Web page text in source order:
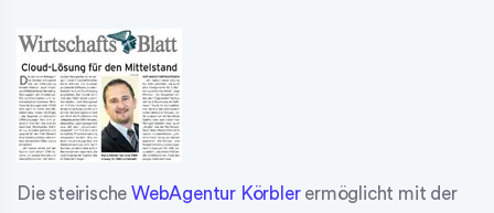
Die steirische WebAgentur Körblerermöglicht mit der